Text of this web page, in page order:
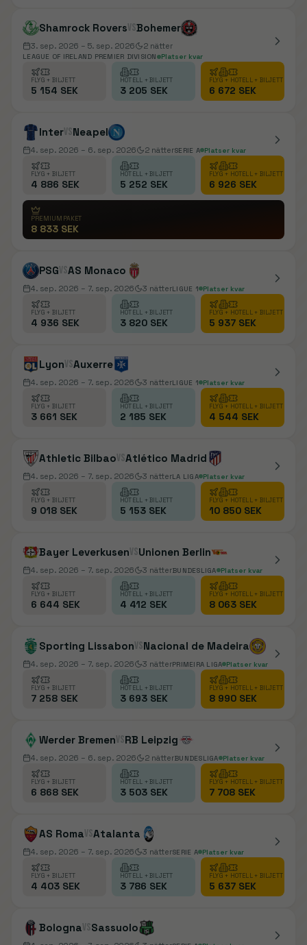
Shamrock RoversvsBohemer
3. sep. 2026 – 5. sep. 2026 2 nätter
LEAGUE OF IRELAND PREMIER DIVISION Platser kvar
FLYG + BILJETT
5 154 SEK
HOTELL + BILJETT
3 205 SEK
FLYG + HOTELL + BILJETT
6 672 SEK
IntervsNeapel
4. sep. 2026 – 6. sep. 2026 2 nätterSERIE A Platser kvar
FLYG + BILJETT
4 886 SEK
HOTELL + BILJETT
5 252 SEK
FLYG + HOTELL + BILJETT
6 926 SEK
PREMIUMPAKET
8 833 SEK
PSGvsAS Monaco
4. sep. 2026 – 7. sep. 2026 3 nätterLIGUE 1 Platser kvar
FLYG + BILJETT
4 936 SEK
HOTELL + BILJETT
3 820 SEK
FLYG + HOTELL + BILJETT
5 937 SEK
LyonvsAuxerre
4. sep. 2026 – 7. sep. 2026 3 nätterLIGUE 1 Platser kvar
FLYG + BILJETT
3 661 SEK
HOTELL + BILJETT
2 185 SEK
FLYG + HOTELL + BILJETT
4 544 SEK
Athletic BilbaovsAtlético Madrid
4. sep. 2026 – 7. sep. 2026 3 nätterLA LIGA Platser kvar
FLYG + BILJETT
9 018 SEK
HOTELL + BILJETT
5 153 SEK
FLYG + HOTELL + BILJETT
10 850 SEK
Bayer LeverkusenvsUnionen Berlin
4. sep. 2026 – 7. sep. 2026 3 nätterBUNDESLIGA Platser kvar
FLYG + BILJETT
6 644 SEK
HOTELL + BILJETT
4 412 SEK
FLYG + HOTELL + BILJETT
8 063 SEK
Sporting LissabonvsNacional de Madeira
4. sep. 2026 – 7. sep. 2026 3 nätterPRIMEIRA LIGA Platser kvar
FLYG + BILJETT
7 258 SEK
HOTELL + BILJETT
3 693 SEK
FLYG + HOTELL + BILJETT
8 990 SEK
Werder BremenvsRB Leipzig
4. sep. 2026 – 6. sep. 2026 2 nätterBUNDESLIGA Platser kvar
FLYG + BILJETT
6 868 SEK
HOTELL + BILJETT
3 503 SEK
FLYG + HOTELL + BILJETT
7 708 SEK
AS RomavsAtalanta
4. sep. 2026 – 7. sep. 2026 3 nätterSERIE A Platser kvar
FLYG + BILJETT
4 403 SEK
HOTELL + BILJETT
3 786 SEK
FLYG + HOTELL + BILJETT
5 637 SEK
BolognavsSassuolo